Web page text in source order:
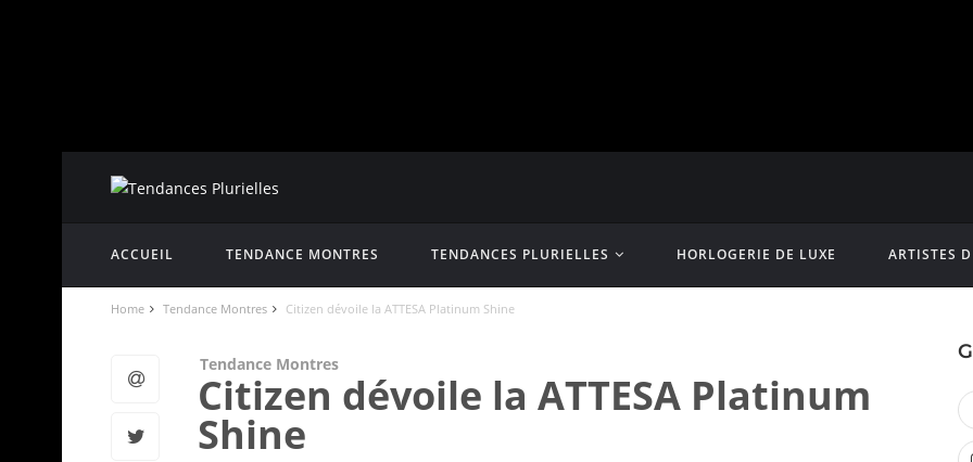
ACCUEIL TENDANCE MONTRES TENDANCES PLURIELLES HORLOGERIE DE LUXE ARTISTES
Home Tendance Montres Citizen dévoile la ATTESA Platinum Shine
Tendance Montres
Citizen dévoile la ATTESA Platinum
Shine